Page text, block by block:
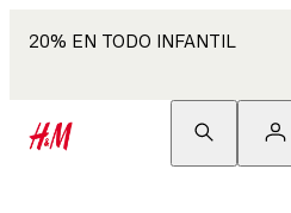
20% EN TODO INFANTIL